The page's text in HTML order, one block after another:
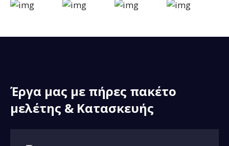
Έργα μας με πήρες πακέτο
μελέτης & Κατασκευής